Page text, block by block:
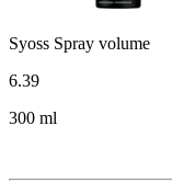
Syoss Spray volume
6.39
300 ml